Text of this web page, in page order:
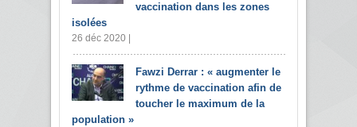
vaccination dans les zones
isolées
26 déc 2020 |
Fawzi Derrar : « augmenter le
rythme de vaccination afin de
toucher le maximum de la
population »